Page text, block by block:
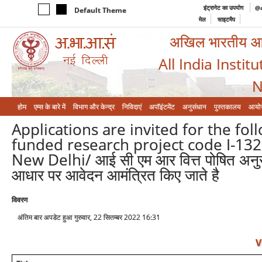
Default Theme इंट्रानेट का उपयोग
मेल
साइटमैप
अखिल भारतीय
All India
होम एम्‍स के बारे में विभाग और केन्‍द्र निविदाएं अपॉइंटमेंट अनुसंधान पुस्तकालय
Applications are invited for the
funded research project code I-
New Delhi/ आई सी एम आर वित्त पोषित
आधार पर आवेदन आमंत्रित किए जाते है
विवरण
अंतिम बार अपडेट हुआ गुरुवार, 22 सितम्बर 2022 16:31